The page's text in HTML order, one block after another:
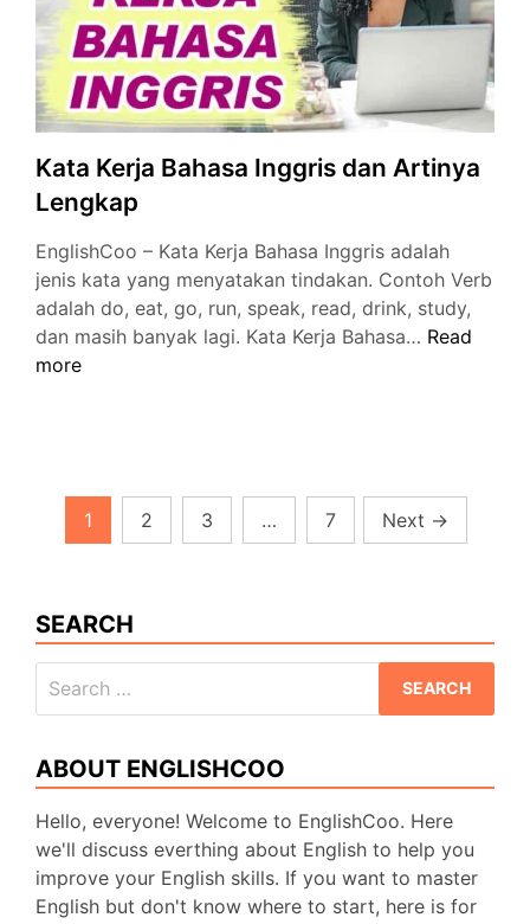
Kata Kerja Bahasa Inggris dan Artinya
Lengkap
EnglishCoo – Kata Kerja Bahasa Inggris adalah
jenis kata yang menyatakan tindakan. Contoh Verb
adalah do, eat, go, run, speak, read, drink, study,
dan masih banyak lagi. Kata Kerja Bahasa… Kata
Lengkap
Read
more
Posts
1 2 3 … 7 Next →
SEARCH
for:
ABOUT ENGLISHCOO
Hello, everyone! Welcome to EnglishCoo. Here
we'll discuss everthing about English to help you
improve your English skills. If you want to master
English but don't know where to start, here is for